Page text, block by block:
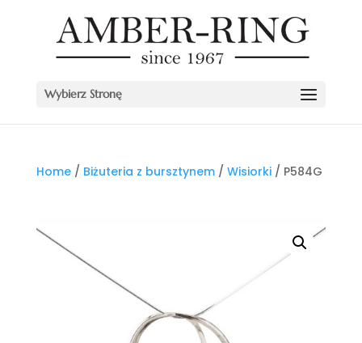
Wybierz Stronę
Home/ Biżuteria z bursztynem/ Wisiorki/ P584G